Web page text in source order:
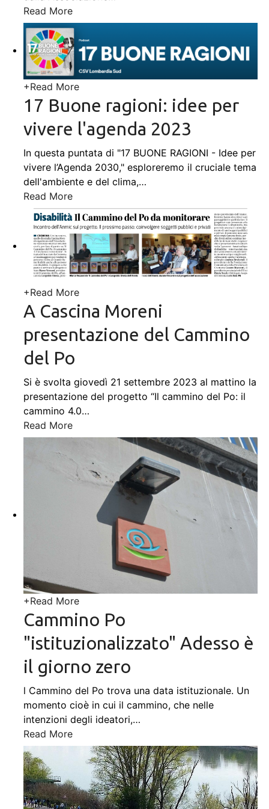
Read More
+Read More
17 Buone ragioni: idee per
vivere l'agenda 2023
In questa puntata di "17 BUONE RAGIONI - Idee per
vivere l’Agenda 2030," esploreremo il cruciale tema
dell'ambiente e del clima,…
Read More
+Read More
A Cascina Moreni
presentazione del Cammino
del Po
Si è svolta giovedì 21 settembre 2023 al mattino la
presentazione del progetto “Il cammino del Po: il
cammino 4.0…
Read More
+Read More
Cammino Po
"istituzionalizzato" Adesso è
il giorno zero
l Cammino del Po trova una data istituzionale. Un
momento cioè in cui il cammino, che nelle
intenzioni degli ideatori,…
Read More